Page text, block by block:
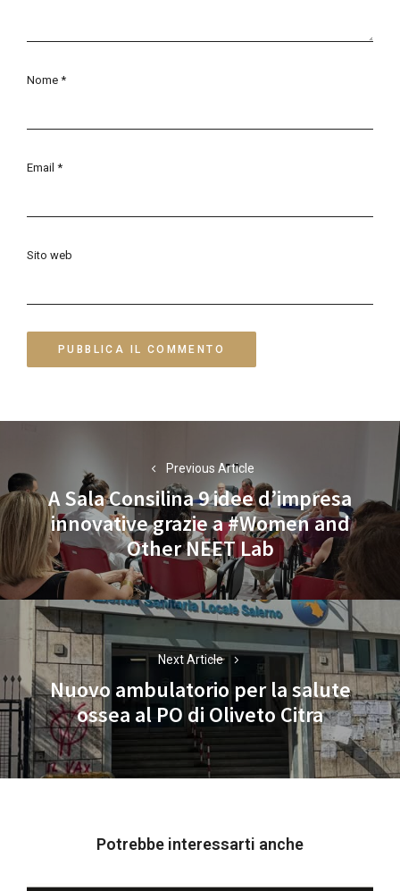
Nome *
Email *
Sito web
articoli
Previous Article
Previous
post:
A Sala Consilina 9 idee d’impresa
innovative grazie a #Women and
Other NEET Lab
Next Article
Next
post:
Nuovo ambulatorio per la salute
ossea al PO di Oliveto Citra
Potrebbe interessarti anche